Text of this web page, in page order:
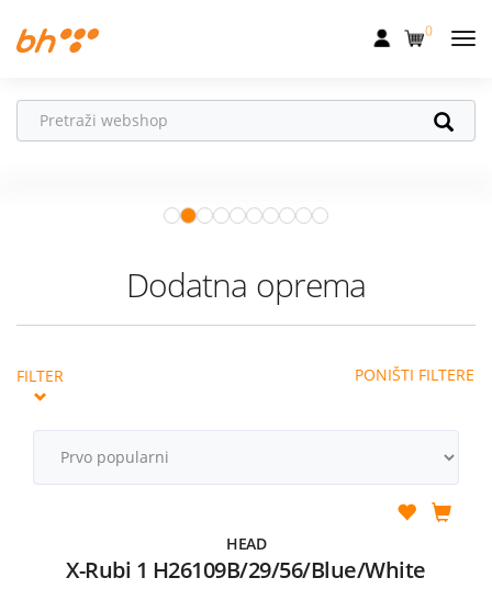
Fiksna
Akcije
Podrška
0
Apple Watch– vaš partner za
zdraviji i aktivniji život.
Dodatna oprema
FILTER PONIŠTI FILTERE
HEAD
X-Rubi 1 H26109B/29/56/Blue/White